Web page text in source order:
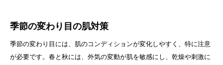
季節の変わり目の肌対策
季節の変わり目には、肌のコンディションが変化しやすく、特に注意
が必要です。春と秋には、外気の変動が肌を敏感にし、乾燥や刺激に